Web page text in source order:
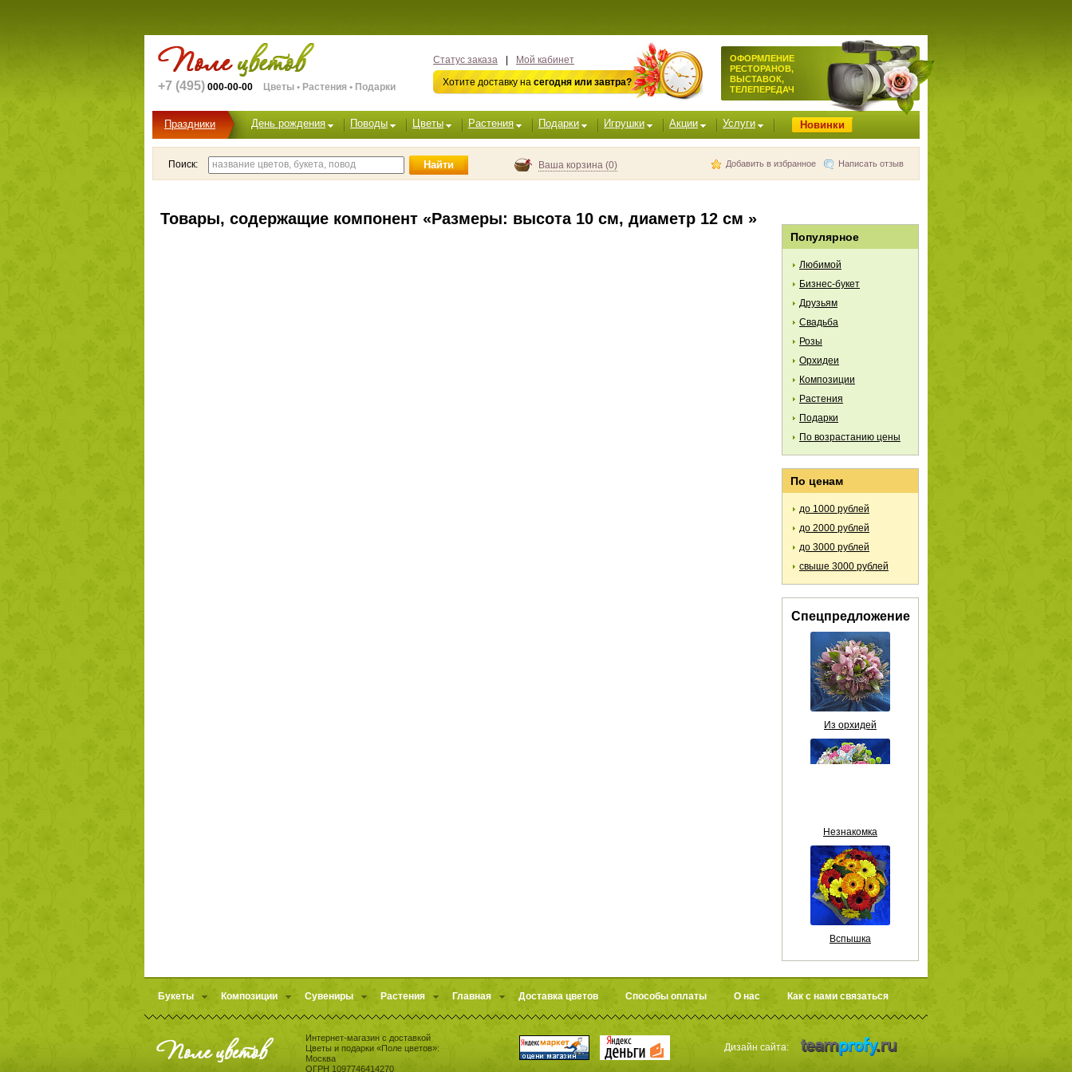
+7 (495) 000-00-00 Цветы • Растения • Подарки
Статус заказа
Мой кабинет
Хотите доставку на сегодня или завтра?
ОФОРМЛЕНИЕ
РЕСТОРАНОВ,
ВЫСТАВОК,
ТЕЛЕПЕРЕДАЧ
Праздники День рождения Поводы Цветы Растения Подарки Игрушки Акции Услуги Новинки
Поиск: Найти Ваша корзина (0) Добавить в избранное Написать отзыв
Товары, содержащие компонент «Размеры: высота 10 см, диаметр 12 см »
Популярное
Любимой
Бизнес-букет
Друзьям
Свадьба
Розы
Орхидеи
Композиции
Растения
Подарки
По возрастанию цены
По ценам
до 1000 рублей
до 2000 рублей
до 3000 рублей
свыше 3000 рублей
Спецпредложение
Из орхидей
Незнакомка
Вспышка
Букеты Композиции Сувениры Растения Главная Доставка цветов Способы оплаты О нас Как с нами связаться
Интернет-магазин с доставкой
Цветы и подарки «Поле цветов»:
Москва
ОГРН 1097746414270
Дизайн сайта: